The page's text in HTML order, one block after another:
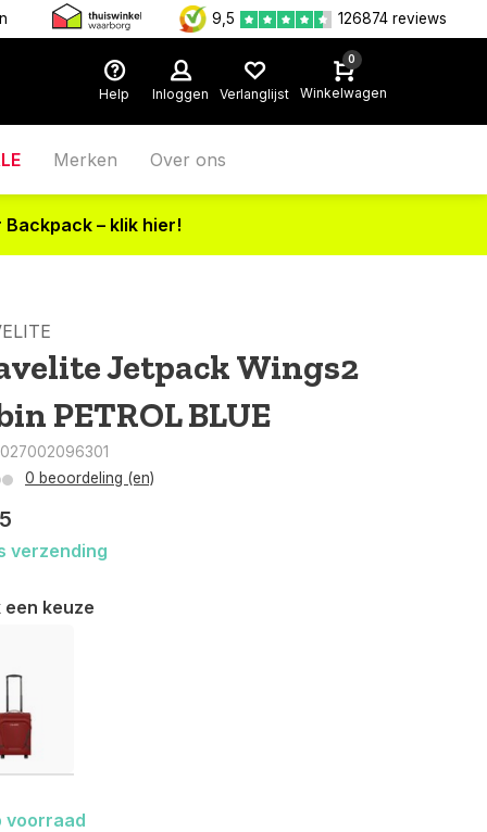
9,5 126874 reviews
Help Inloggen Verlanglijst
0
Winkelwagen
Merken Over ons
– klik hier!
Jetpack Wings2
PETROL BLUE
0 beoordeling (en)
verzending
een keuze
voorraad